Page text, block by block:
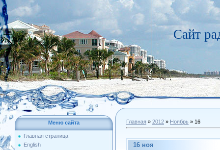
Сайт
Меню сайта
Главная страница
English
Главная » 2012 » Ноябрь » 16
16 ноя